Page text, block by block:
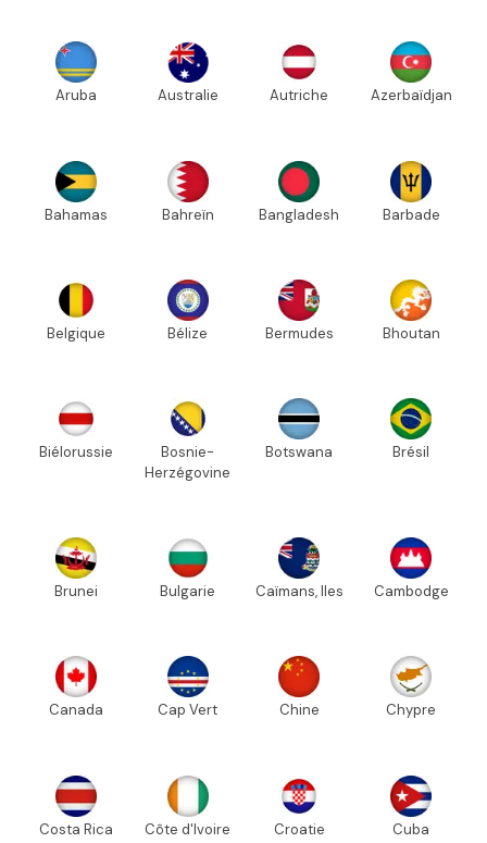
Aruba Australie Autriche Azerbaïdjan
Bahamas Bahreïn Bangladesh Barbade
Belgique Bélize Bermudes Bhoutan
Biélorussie
Bosnie-
Herzégovine
Botswana Brésil
Brunei Bulgarie Caïmans, Iles Cambodge
Canada Cap Vert Chine Chypre
Costa Rica Côte d'Ivoire Croatie Cuba